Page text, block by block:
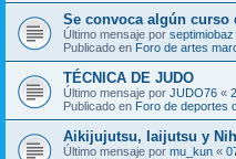
Se convoca algún curso
Último mensaje por septimiobaz
Publicado en Foro de artes
TÉCNICA DE JUDO
Último mensaje por JUDO76 «
Publicado en Foro de deportes
Aikijujutsu, Iaijutsu y
Último mensaje por mu_kun «